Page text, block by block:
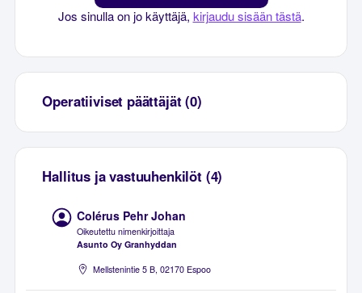
Jos sinulla on jo käyttäjä, kirjaudu sisään tästä.
Operatiiviset päättäjät (0)
Hallitus ja vastuuhenkilöt (4)
Colérus Pehr Johan
Oikeutettu nimenkirjoittaja
Asunto Oy Granhyddan
Mellstenintie 5 B, 02170 Espoo